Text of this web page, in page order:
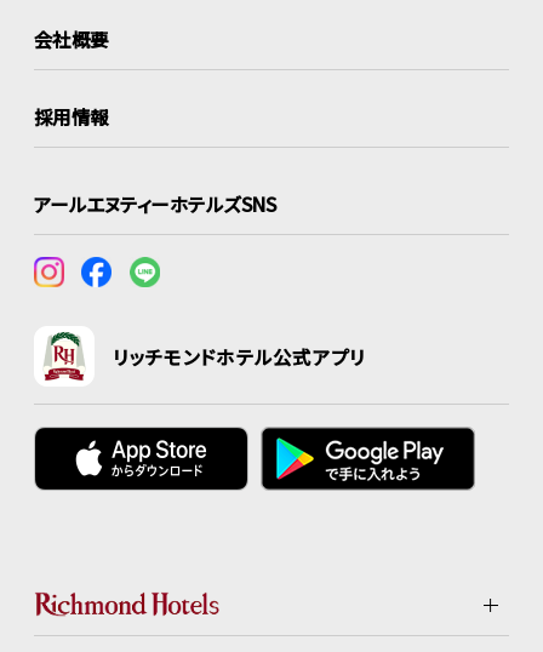
会社概要
採用情報
アールエヌティーホテルズSNS
リッチモンドホテル公式アプリ